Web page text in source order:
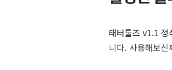
태터툴즈 v1.1
니다. 사용해보